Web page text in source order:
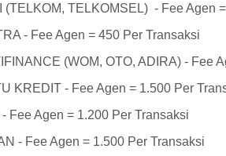
TELKOMSEL) - Fee Agen
- Fee Agen = 450 Per Transaksi
(WOM, OTO, ADIRA) - Fee
KREDIT - Fee Agen = 1.500 Per
Fee Agen = 1.200 Per Transaksi
- Fee Agen = 1.500 Per Transaksi